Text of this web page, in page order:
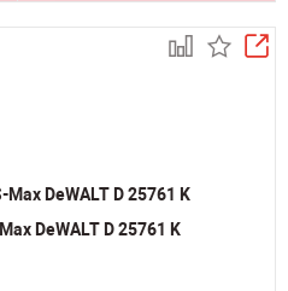
DeWALT D 25761 K